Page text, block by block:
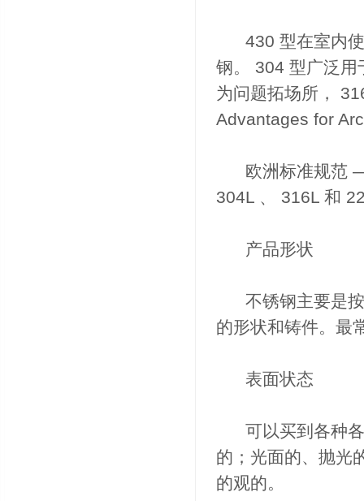
430 型在室内使
钢。 304 型广泛用
为问题拓场所，
Advantages for
欧洲标准规范 ―
304L 、 316L 和
产品形状
不锈钢主要是按
的形状和铸件。最
表面状态
可以买到各种各
的；光面的、抛光
的观的。